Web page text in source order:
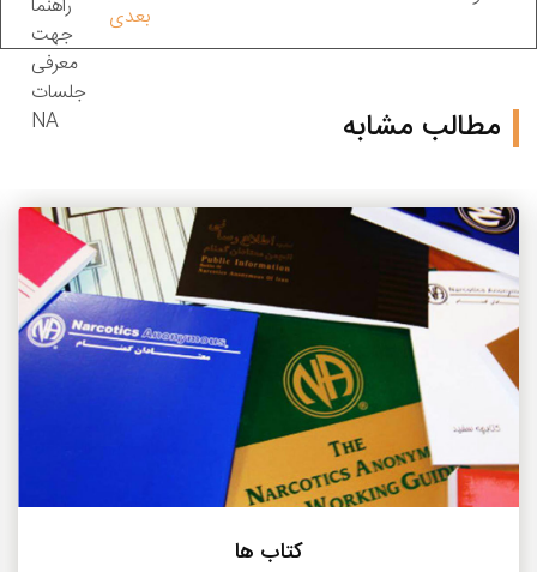
بعدی
مطالب مشابه
کتاب ها